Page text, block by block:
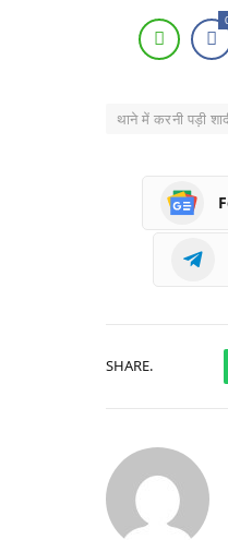
थाने में करनी पड़ी
SHARE.